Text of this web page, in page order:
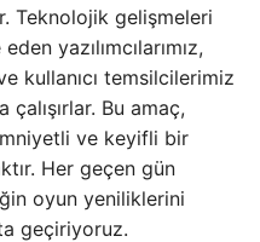
Teknolojik gelişmeleri
yazılımcılarımız,
kullanıcı temsilcilerimiz
Bu amaç,
ve keyifli bir
Her geçen gün
oyun yeniliklerini
geçiriyoruz.